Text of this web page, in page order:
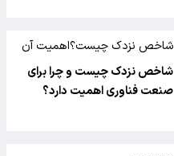
شاخص نزدک چیست؟اهمیت آن
برای صنعت فناوری
شاخص نزدک چیست و چرا برای
صنعت فناوری اهمیت دارد؟